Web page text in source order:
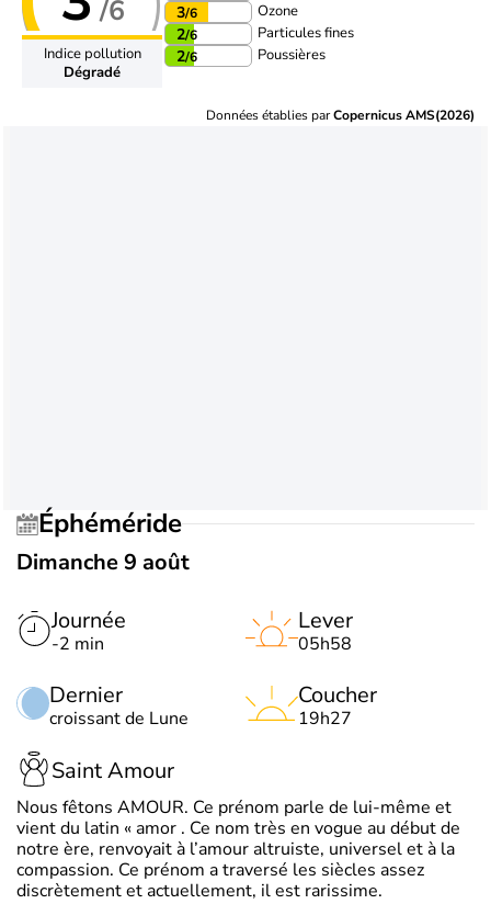
/6
Indice pollution
Dégradé
3/6 Ozone
2/6 Particules fines
2/6 Poussières
Données établies parCopernicus AMS(2026)
Éphéméride
Dimanche 9 août
Journée
-2 min
Dernier
croissant de Lune
Lever
05h58
Coucher
19h27
Saint Amour
Nous fêtons AMOUR. Ce prénom parle de lui-même et
vient du latin « amor . Ce nom très en vogue au début de
notre ère, renvoyait à l’amour altruiste, universel et à la
compassion. Ce prénom a traversé les siècles assez
discrètement et actuellement, il est rarissime.